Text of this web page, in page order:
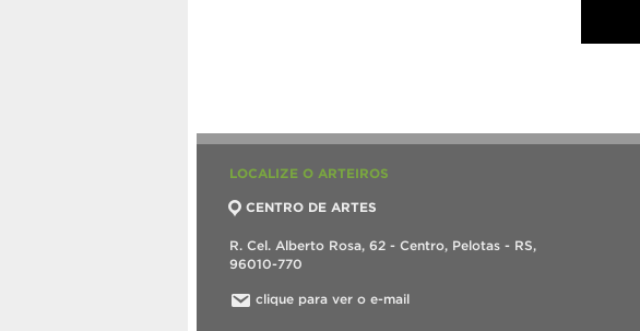
LOCALIZE O ARTEIROS
CENTRO DE ARTES
R. Cel. Alberto Rosa, 62 - Centro, Pelotas - RS,
96010-770
clique para ver o e-mail